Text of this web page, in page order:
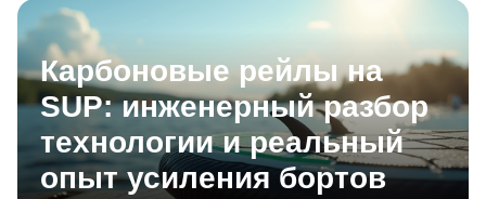
Карбоновые рейлы на
SUP: инженерный разбор
технологии и реальный
опыт усиления бортов